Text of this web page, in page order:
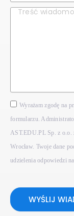
Wyrażam zgodę na
formularzu.
AST.EDU.PL Sp. z o.o.
Wrocław. Twoje dane
udzielenia odpowiedzi
WYŚLIJ